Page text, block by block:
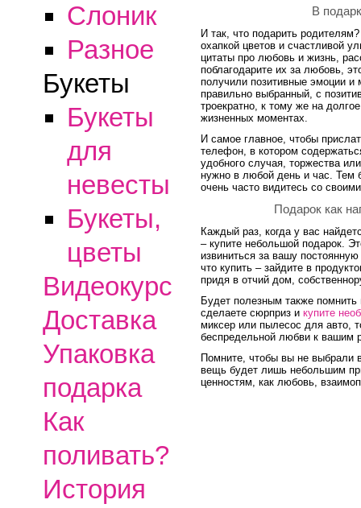
Слоник
Разное
Букеты
Букеты
для
невесты
Букеты,
цветы
Видеокурс
Доставка
Упаковка
подарка
Как
поливать?
История
В
И так, что подарить
охапкой цветов и счастливой
цитаты про любовь и жизнь,
поблагодарите их за любовь,
получили позитивные эмоции и
правильно выбранный, с
троекратно, к тому же на
жизненных моментах.
И самое главное, чтобы
телефон, в котором
удобного случая, торжества
нужно в любой день и час. Тем
очень часто видитесь со
Подарок как
Каждый раз, когда у вас
– купите небольшой подарок.
извиниться за вашу
что купить – зайдите в
придя в отчий дом,
Будет полезным также
сделаете сюрприз и купите
миксер или пылесос для авто,
беспредельной любви к вашим
Помните, чтобы вы не выбрали
вещь будет лишь небольшим
ценностям, как любовь,